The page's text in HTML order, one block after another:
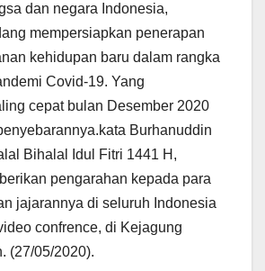
dan negara Indonesia,
mempersiapkan penerapan
kehidupan baru dalam rangka
Covid-19. Yang
cepat bulan Desember 2020
Burhanuddin
Bihalal Idul Fitri 1441 H,
pengarahan kepada para
jajarannya di seluruh Indonesia
confrence, di Kejagung
(27/05/2020).